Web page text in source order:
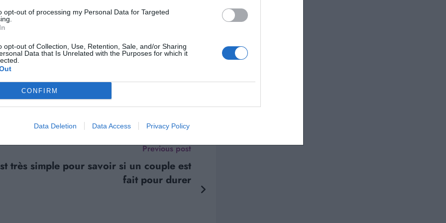
opt-out of processing my Personal Data for Targeted
opt-out of Collection, Use, Retention, Sale, and/or Sharing
Data that Is Unrelated with the Purposes for which it
CONFIRM
Data Deletion Data Access Privacy Policy
à Liam que je ne suis plus acquise. Que
sens davantage regardée. Ce qui ne m’était plus
Previous post
très simple pour savoir si un couple est
fait pour durer